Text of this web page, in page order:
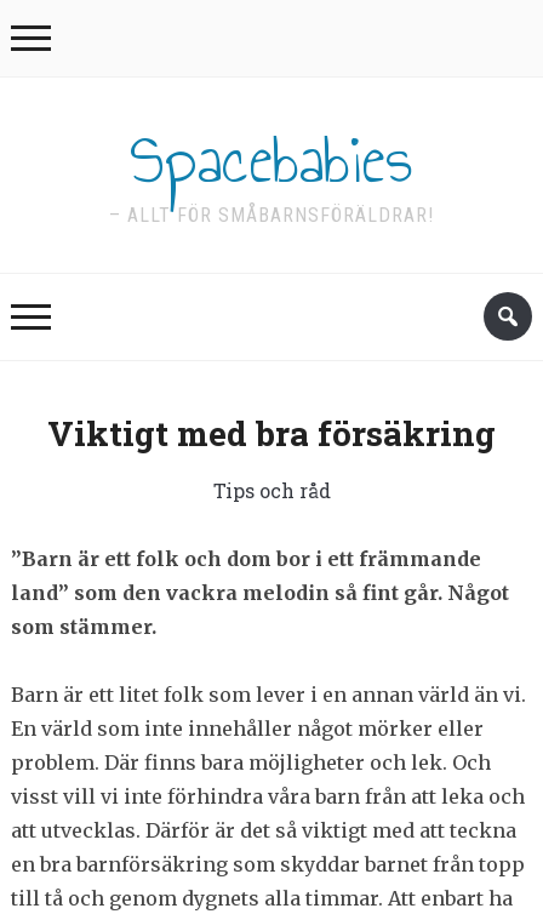
Spacebabies
– ALLT FÖR SMÅBARNSFÖRÄLDRAR!
Viktigt med bra försäkring
Tips och råd
”Barn är ett folk och dom bor i ett främmande
land” som den vackra melodin så fint går. Något
som stämmer.
Barn är ett litet folk som lever i en annan värld än vi.
En värld som inte innehåller något mörker eller
problem. Där finns bara möjligheter och lek. Och
visst vill vi inte förhindra våra barn från att leka och
att utvecklas. Därför är det så viktigt med att teckna
en bra barnförsäkring som skyddar barnet från topp
till tå och genom dygnets alla timmar. Att enbart ha